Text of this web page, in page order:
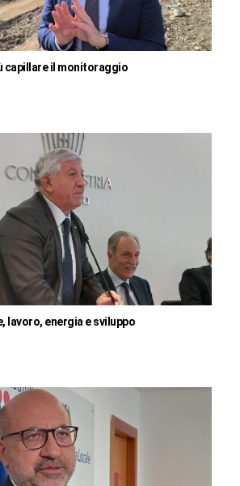
capillare il monitoraggio
lavoro, energia e sviluppo